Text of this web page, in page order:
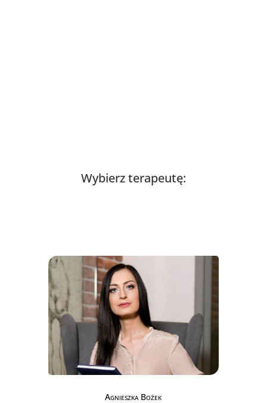
Wybierz terapeutę:
Agnieszka Bożek